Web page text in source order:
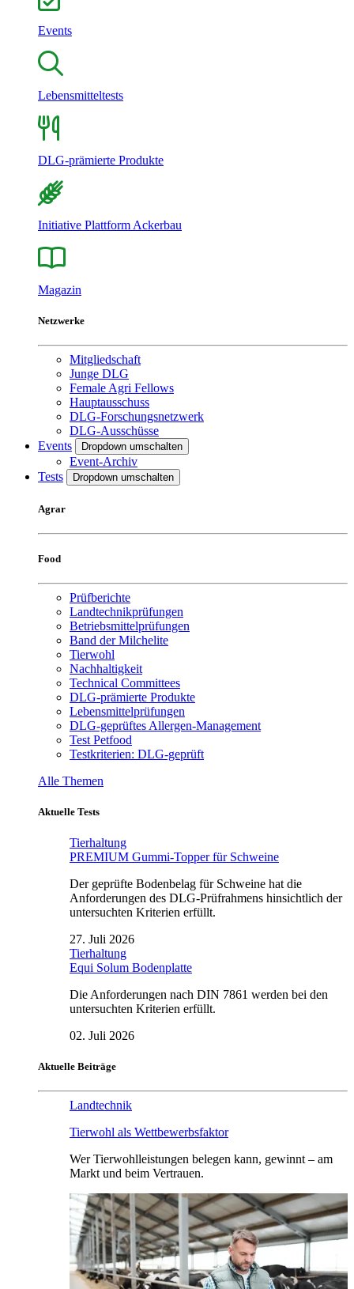
Events
Lebensmitteltests
DLG-prämierte Produkte
Initiative Plattform Ackerbau
Magazin
Netzwerke
Mitgliedschaft
Junge DLG
Female Agri Fellows
Hauptausschuss
DLG-Forschungsnetzwerk
DLG-Ausschüsse
Events
Dropdown umschalten
Event-Archiv
Tests
Dropdown umschalten
Agrar
Food
Prüfberichte
Landtechnikprüfungen
Betriebsmittelprüfungen
Band der Milchelite
Tierwohl
Nachhaltigkeit
Technical Committees
DLG-prämierte Produkte
Lebensmittelprüfungen
DLG-geprüftes Allergen-Management
Test Petfood
Testkriterien: DLG-geprüft
Alle Themen
Aktuelle Tests
Tierhaltung
PREMIUM Gummi-Topper für Schweine
Der geprüfte Bodenbelag für Schweine hat die
Anforderungen des DLG-Prüfrahmens hinsichtlich der
untersuchten Kriterien erfüllt.
27. Juli 2026
Tierhaltung
Equi Solum Bodenplatte
Die Anforderungen nach DIN 7861 werden bei den
untersuchten Kriterien erfüllt.
02. Juli 2026
Aktuelle Beiträge
Landtechnik
Tierwohl als Wettbewerbsfaktor
Wer Tierwohlleistungen belegen kann, gewinnt – am
Markt und beim Vertrauen.